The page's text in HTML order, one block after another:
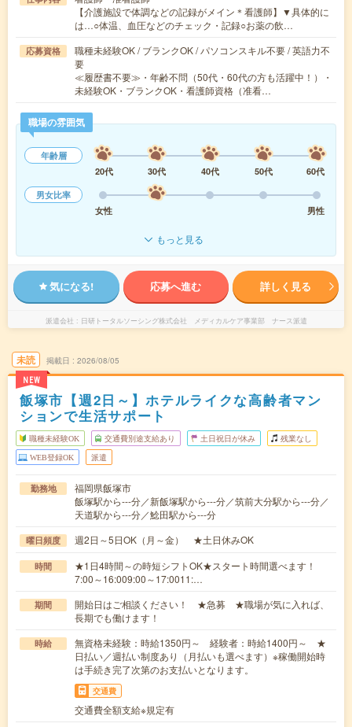
【介護施設で体調などの記録がメイン＊看護師】▼具体的に
は…○体温、血圧などのチェック・記録○お薬の飲…
応募資格
職種未経験OK / ブランクOK / パソコンスキル不要 / 英語力不
要
≪履歴書不要≫・年齢不問（50代・60代の方も活躍中！）・
未経験OK・ブランクOK・看護師資格（准看…
職場の雰囲気
年齢層
20代
30代 40代 50代
60代
男女比率
女性
男性
もっと見る
気になる! 応募へ進む 詳しく見る
派遣会社 日研トータルソーシング株式会社 メディカルケア事業部 ナース派遣
未読
NEW
掲載日 2026/08/05
飯塚市【週2日～】ホテルライクな高齢者マン
ションで生活サポート
職種未経験OK 交通費別途支給あり 土日祝日が休み 残業なし
WEB登録OK 派遣
勤務地
福岡県飯塚市
飯塚駅から---分／新飯塚駅から---分／筑前大分駅から---分／
天道駅から---分／鯰田駅から---分
曜日頻度 週2日～5日OK（月～金） ★土日休みOK
時間
★1日4時間～の時短シフトOK★スタート時間選べます！
7:00～16:009:00～17:0011:…
期間
開始日はご相談ください！ ★急募 ★職場が気に入れば、
長期でも働けます！
時給
無資格未経験：時給1350円～ 経験者：時給1400円～ ★
日払い／週払い制度あり（月払いも選べます）※稼働開始時
は手続き完了次第のお支払いとなります。
交通費
交通費全額支給※規定有